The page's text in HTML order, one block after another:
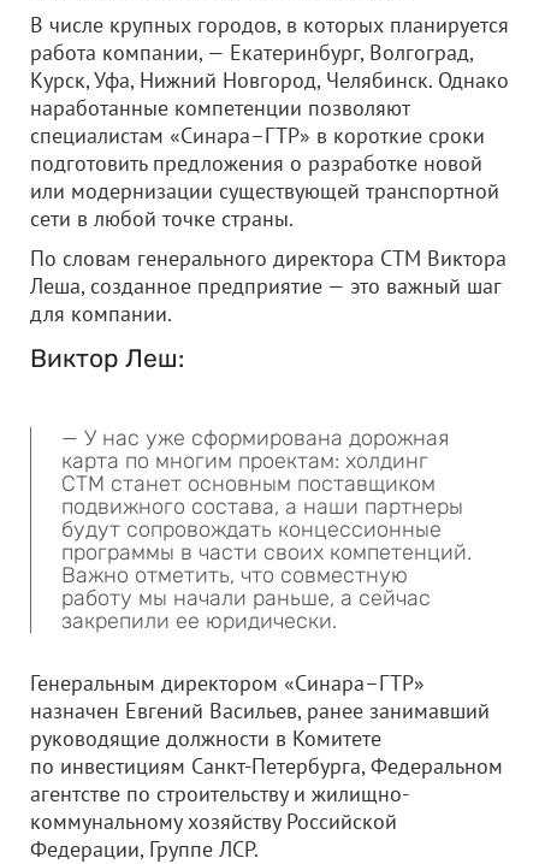
В числе крупных городов, в которых планируется
работа компании, — Екатеринбург, Волгоград,
Курск, Уфа, Нижний Новгород, Челябинск. Однако
наработанные компетенции позволяют
специалистам «Синара–ГТР» в короткие сроки
подготовить предложения о разработке новой
или модернизации существующей транспортной
сети в любой точке страны.
По словам генерального директора СТМ Виктора
Леша, созданное предприятие — это важный шаг
для компании.
Виктор Леш:
— У нас уже сформирована дорожная
карта по многим проектам: холдинг
СТМ станет основным поставщиком
подвижного состава, а наши партнеры
будут сопровождать концессионные
программы в части своих компетенций.
Важно отметить, что совместную
работу мы начали раньше, а сейчас
закрепили ее юридически.
Генеральным директором «Синара–ГТР»
назначен Евгений Васильев, ранее занимавший
руководящие должности в Комитете
по инвестициям Санкт-Петербурга, Федеральном
агентстве по строительству и жилищно-
коммунальному хозяйству Российской
Федерации, Группе ЛСР.